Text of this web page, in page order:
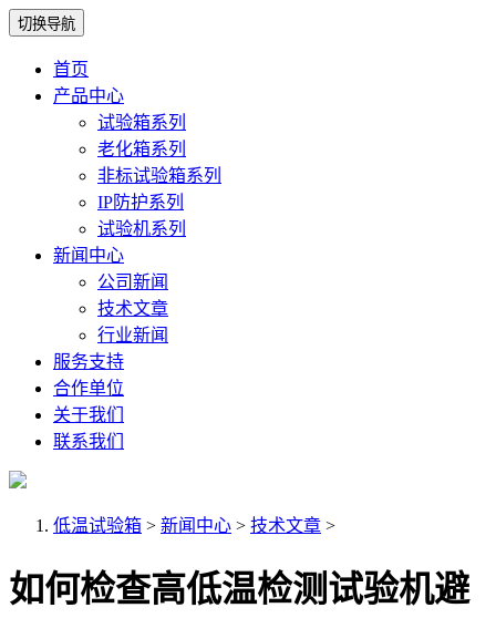
切换导航
首页
产品中心
试验箱系列
老化箱系列
非标试验箱系列
IP防护系列
试验机系列
新闻中心
公司新闻
技术文章
行业新闻
服务支持
合作单位
关于我们
联系我们
低温试验箱 > 新闻中心 > 技术文章 >
如何检查高低温检测试验机避